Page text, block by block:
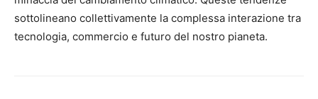
sottolineano collettivamente la complessa interazione tra
tecnologia, commercio e futuro del nostro pianeta.